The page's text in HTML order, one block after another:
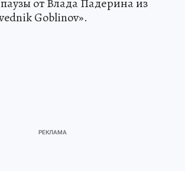
от Влада Падерина из
Goblinov».